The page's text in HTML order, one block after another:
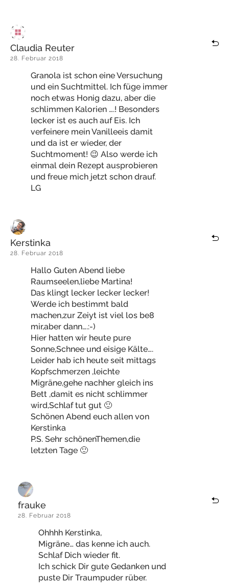
Claudia Reuter
28. Februar 2018
Granola ist schon eine Versuchung
und ein Suchtmittel. Ich füge immer
noch etwas Honig dazu, aber die
schlimmen Kalorien ….! Besonders
lecker ist es auch auf Eis. Ich
verfeinere mein Vanilleeis damit
und da ist er wieder, der
Suchtmoment! 😉 Also werde ich
einmal dein Rezept ausprobieren
und freue mich jetzt schon drauf.
LG
Kerstinka
28. Februar 2018
Hallo Guten Abend liebe
Raumseelen,liebe Martina!
Das klingt lecker lecker lecker!
Werde ich bestimmt bald
machen,zur Zeiyt ist viel los be8
mir,aber dann….:-)
Hier hatten wir heute pure
Sonne,Schnee und eisige Kälte….
Leider hab ich heute seit mittags
Kopfschmerzen ,leichte
Migräne,gehe nachher gleich ins
Bett ,damit es nicht schlimmer
wird,Schlaf tut gut 🙂
Schönen Abend euch allen von
Kerstinka
P.S. Sehr schönenThemen,die
letzten Tage 🙂
frauke
28. Februar 2018
Ohhhh Kerstinka,
Migräne… das kenne ich auch.
Schlaf Dich wieder fit.
Ich schick Dir gute Gedanken und
puste Dir Traumpuder rüber.